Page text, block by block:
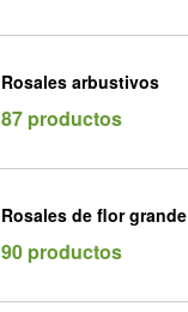
Rosales arbustivos
87 productos
Rosales de flor grande
90 productos